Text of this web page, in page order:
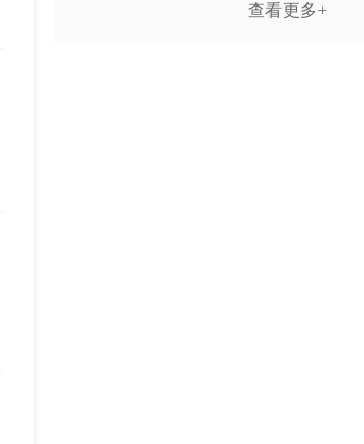
查看更多+